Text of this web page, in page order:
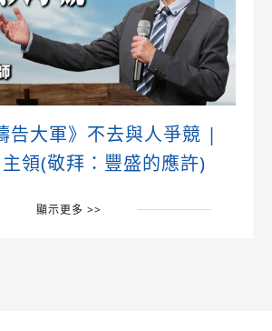
告大軍》不去與人爭競 |
領(敬拜：豐盛的應許)
顯示更多 >>